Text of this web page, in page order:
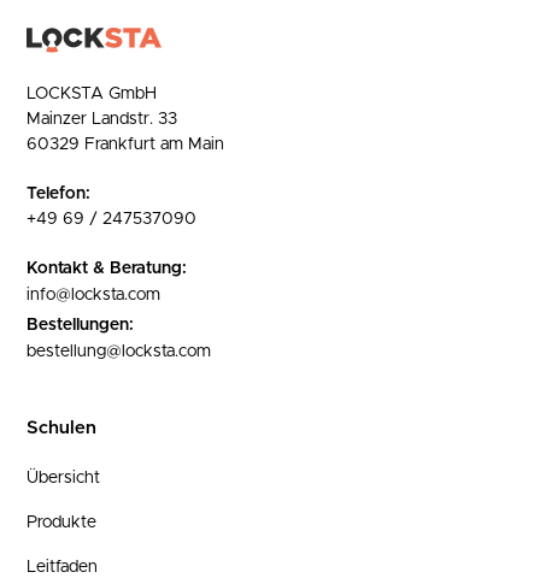
LOCKSTA GmbH
Mainzer Landstr. 33
60329 Frankfurt am Main
Telefon:
+49 69 / 247537090
Kontakt & Beratung:
info@locksta.com
Bestellungen:
bestellung@locksta.com
Schulen
Übersicht
Produkte
Leitfaden